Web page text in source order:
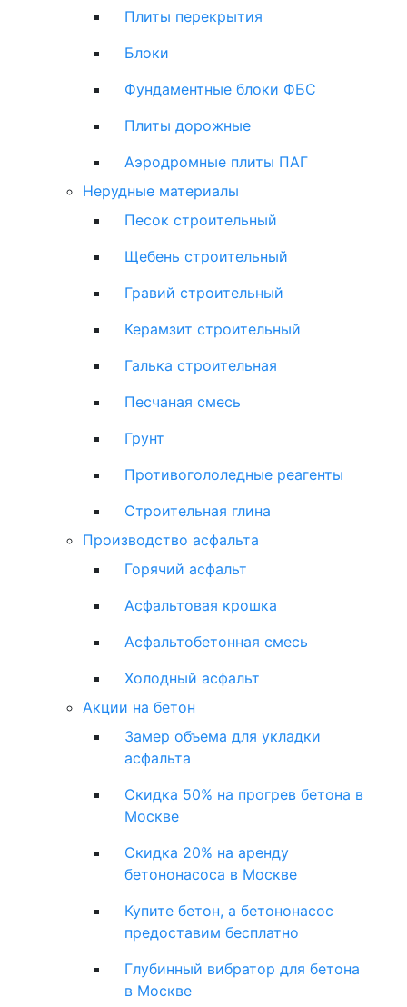
Плиты перекрытия
Блоки
Фундаментные блоки ФБС
Плиты дорожные
Аэродромные плиты ПАГ
Нерудные материалы
Песок строительный
Щебень строительный
Гравий строительный
Керамзит строительный
Галька строительная
Песчаная смесь
Грунт
Противогололедные реагенты
Строительная глина
Производство асфальта
Горячий асфальт
Асфальтовая крошка
Асфальтобетонная смесь
Холодный асфальт
Акции на бетон
Замер объема для укладки
асфальта
Скидка 50% на прогрев бетона в
Москве
Скидка 20% на аренду
бетононасоса в Москве
Купите бетон, а бетононасос
предоставим бесплатно
Глубинный вибратор для бетона
в Москве